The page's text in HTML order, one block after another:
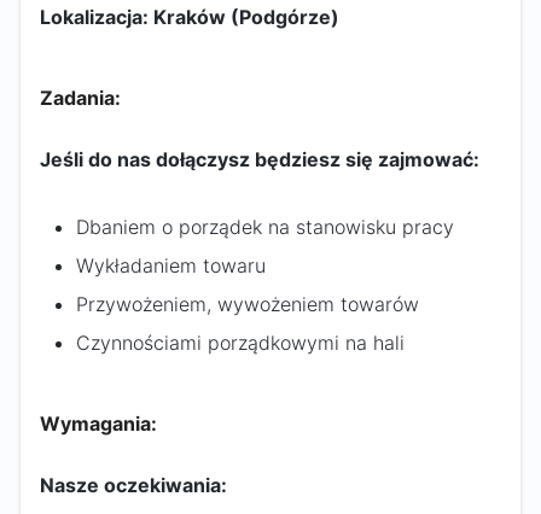
Lokalizacja: Kraków (Podgórze)
Zadania:
Jeśli do nas dołączysz będziesz się zajmować:
Dbaniem o porządek na stanowisku pracy
Wykładaniem towaru
Przywożeniem, wywożeniem towarów
Czynnościami porządkowymi na hali
Wymagania:
Nasze oczekiwania: